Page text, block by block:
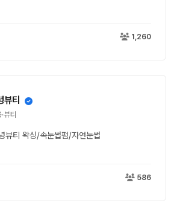
1,260
뷰티
뷰티
뷰티 왁싱/속눈썹펌/자연눈썹
586